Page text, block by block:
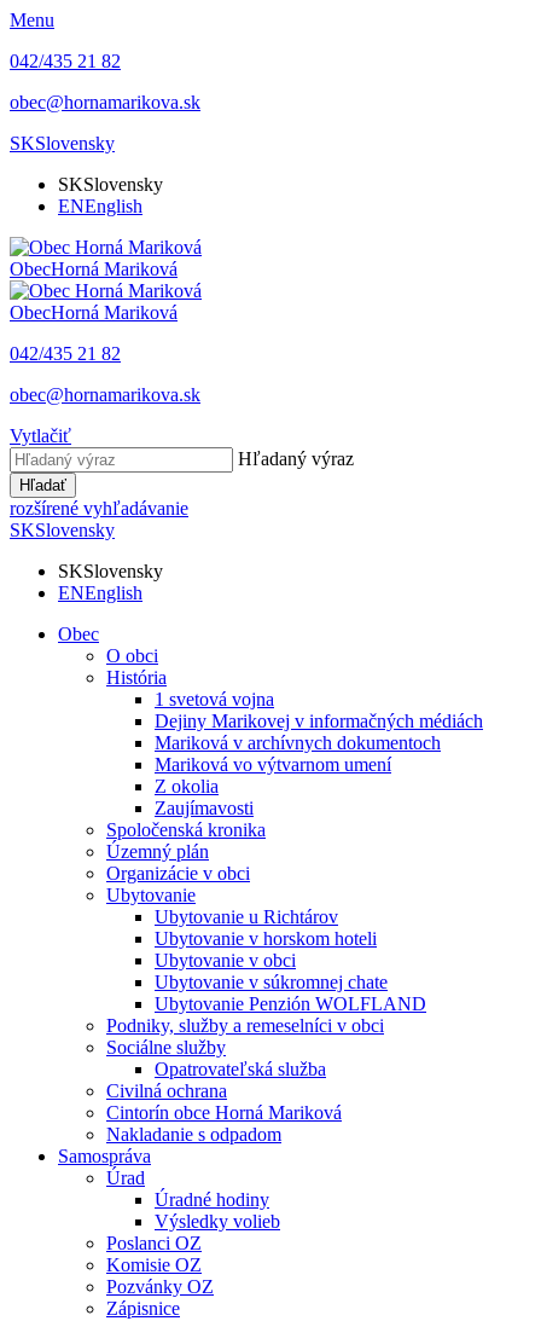
Menu
042/435 21 82
obec@hornamarikova.sk
SKSlovensky
SKSlovensky
ENEnglish
ObecHorná Mariková
ObecHorná Mariková
042/435 21 82
obec@hornamarikova.sk
Vytlačiť
Hľadaný výraz
Hľadať
rozšírené vyhľadávanie
SKSlovensky
SKSlovensky
ENEnglish
Obec
O obci
História
1 svetová vojna
Dejiny Marikovej v informačných médiách
Mariková v archívnych dokumentoch
Mariková vo výtvarnom umení
Z okolia
Zaujímavosti
Spoločenská kronika
Územný plán
Organizácie v obci
Ubytovanie
Ubytovanie u Richtárov
Ubytovanie v horskom hoteli
Ubytovanie v obci
Ubytovanie v súkromnej chate
Ubytovanie Penzión WOLFLAND
Podniky, služby a remeselníci v obci
Sociálne služby
Opatrovateľská služba
Civilná ochrana
Cintorín obce Horná Mariková
Nakladanie s odpadom
Samospráva
Úrad
Úradné hodiny
Výsledky volieb
Poslanci OZ
Komisie OZ
Pozvánky OZ
Zápisnice